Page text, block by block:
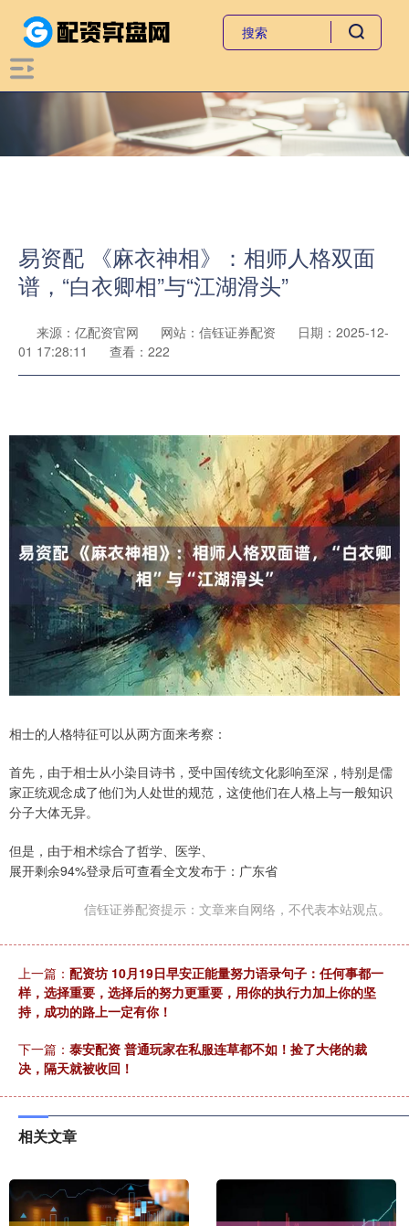
易资配 《麻衣神相》：相师人格双面
谱，“白衣卿相”与“江湖滑头”
来源：亿配资官网 网站：信钰证券配资
日期：2025-12-
01 17:28:11
查看：222
相士的人格特征可以从两方面来考察：
首先，由于相士从小染目诗书，受中国传统文化影响至深，特别是儒
家正统观念成了他们为人处世的规范，这使他们在人格上与一般知识
分子大体无异。
但是，由于相术综合了哲学、医学、
展开剩余94%登录后可查看全文发布于：广东省
信钰证券配资提示：文章来自网络，不代表本站观点。
上一篇： 配资坊 10月19日早安正能量努力语录句子：任何事都一
样，选择重要，选择后的努力更重要，用你的执行力加上你的坚
持，成功的路上一定有你！
下一篇： 泰安配资 普通玩家在私服连草都不如！捡了大佬的裁
决，隔天就被收回！
相关文章